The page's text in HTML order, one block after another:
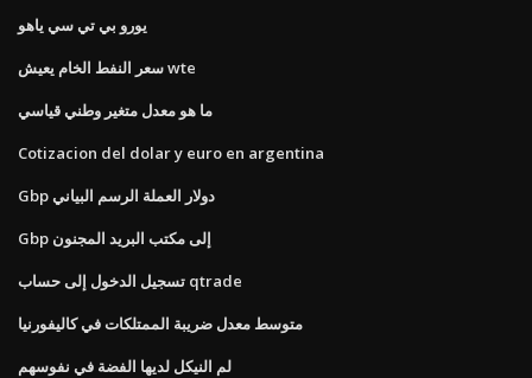
يورو بي تي سي ياهو
سعر النفط الخام يعيش wte
ما هو معدل متغير وطني قياسي
Cotizacion del dolar y euro en argentina
Gbp دولار العملة الرسم البياني
Gbp إلى مكتب البريد المجنون
تسجيل الدخول إلى حساب qtrade
متوسط ​​معدل ضريبة الممتلكات في كاليفورنيا
لم النيكل لديها الفضة في نفوسهم